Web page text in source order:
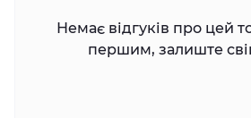
Немає відгуків про цей
першим, залиште